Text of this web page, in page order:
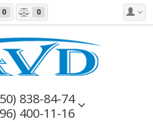
0 0
838-84-74
400-11-16